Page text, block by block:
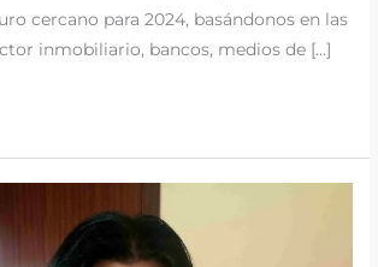
cercano para 2024, basándonos en las
inmobiliario, bancos, medios de […]